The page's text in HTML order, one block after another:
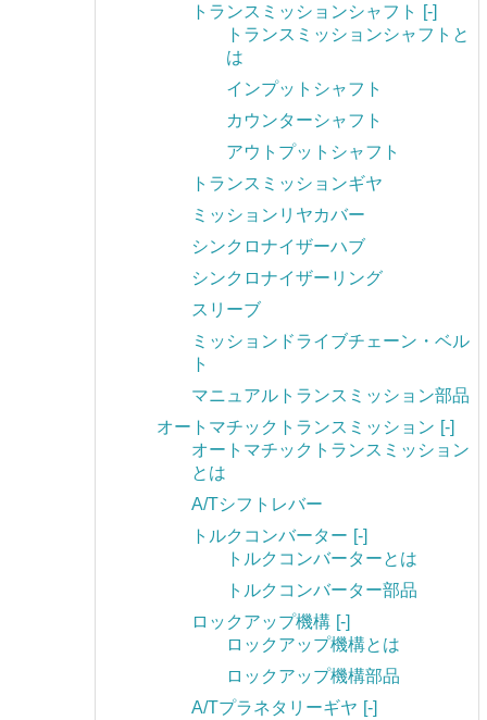
トランスミッションシャフト
[-]
トランスミッションシャフトと
は
インプットシャフト
カウンターシャフト
アウトプットシャフト
トランスミッションギヤ
ミッションリヤカバー
シンクロナイザーハブ
シンクロナイザーリング
スリーブ
ミッションドライブチェーン・ベル
ト
マニュアルトランスミッション部品
オートマチックトランスミッション [-]
オートマチックトランスミッション
とは
A/Tシフトレバー
トルクコンバーター [-]
トルクコンバーターとは
トルクコンバーター部品
ロックアップ機構 [-]
ロックアップ機構とは
ロックアップ機構部品
A/Tプラネタリーギヤ [-]